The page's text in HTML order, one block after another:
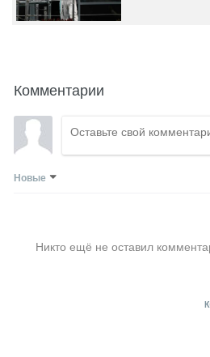
Комментарии
Новые
Никто ещё не оставил